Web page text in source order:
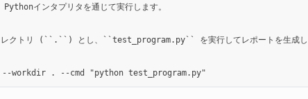
インタプリタを通じて実行します。
レクトリ (``.``) とし、``test_program.py`` を実行してレポートを生成し